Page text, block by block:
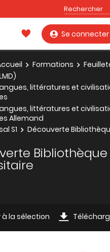
Se connecter
Formations
littératures et
littératures et
Allemand
S1
Découverte
Bibliothèque
à la sélection